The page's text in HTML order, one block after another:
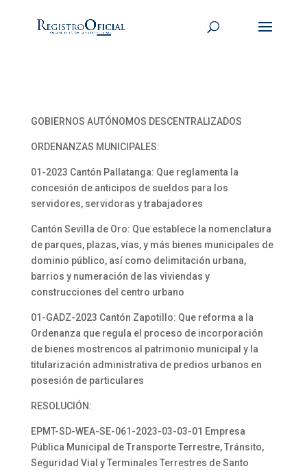
GOBIERNOS AUTÓNOMOS DESCENTRALIZADOS
ORDENANZAS MUNICIPALES:
01-2023 Cantón Pallatanga: Que reglamenta la
concesión de anticipos de sueldos para los
servidores, servidoras y trabajadores
Cantón Sevilla de Oro: Que establece la nomenclatura
de parques, plazas, vías, y más bienes municipales de
dominio público, así como delimitación urbana,
barrios y numeración de las viviendas y
construcciones del centro urbano
01-GADZ-2023 Cantón Zapotillo: Que reforma a la
Ordenanza que regula el proceso de incorporación
de bienes mostrencos al patrimonio municipal y la
titularización administrativa de predios urbanos en
posesión de particulares
RESOLUCIÓN:
EPMT-SD-WEA-SE-061-2023-03-03-01 Empresa
Pública Municipal de Transporte Terrestre, Tránsito,
Seguridad Vial y Terminales Terrestres de Santo